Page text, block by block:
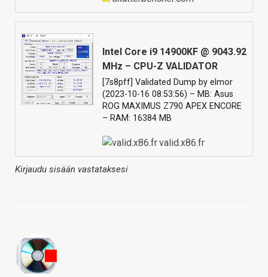
Intel Core i9 14900KF @ 9043.92
MHz – CPU-Z VALIDATOR
[7s8pff] Validated Dump by elmor
(2023-10-16 08:53:56) – MB: Asus
ROG MAXIMUS Z790 APEX ENCORE
– RAM: 16384 MB
valid.x86.fr
Kirjaudu sisään vastataksesi